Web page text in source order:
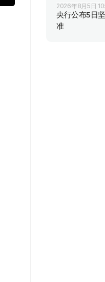
2026年8月5日
央行公布5日
准